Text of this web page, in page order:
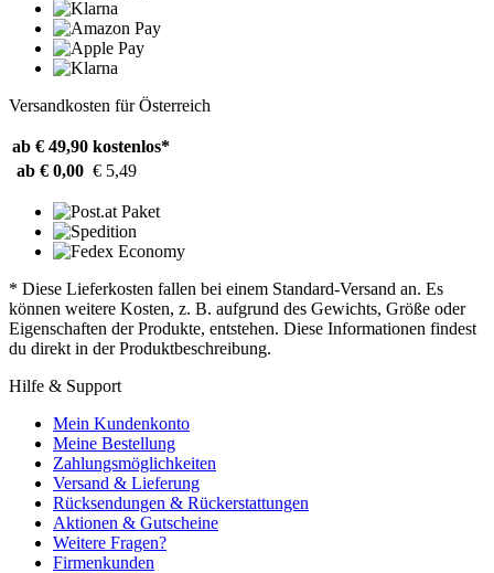
Versandkosten für Österreich
ab € 49,90 kostenlos*
ab € 0,00 € 5,49
* Diese Lieferkosten fallen bei einem Standard-Versand an. Es
können weitere Kosten, z. B. aufgrund des Gewichts, Größe oder
Eigenschaften der Produkte, entstehen. Diese Informationen findest
du direkt in der Produktbeschreibung.
Hilfe & Support
Mein Kundenkonto
Meine Bestellung
Zahlungsmöglichkeiten
Versand & Lieferung
Rücksendungen & Rückerstattungen
Aktionen & Gutscheine
Weitere Fragen?
Firmenkunden